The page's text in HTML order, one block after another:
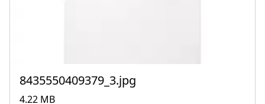
8435550409379_3.jpg
4.22 MB